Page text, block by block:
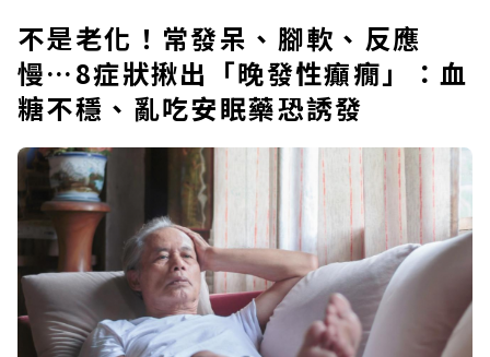
不是老化！常發呆、腳軟、反應
慢…8症狀揪出「晚發性癲癇」：血
糖不穩、亂吃安眠藥恐誘發